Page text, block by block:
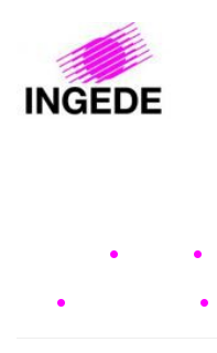
. .
. .